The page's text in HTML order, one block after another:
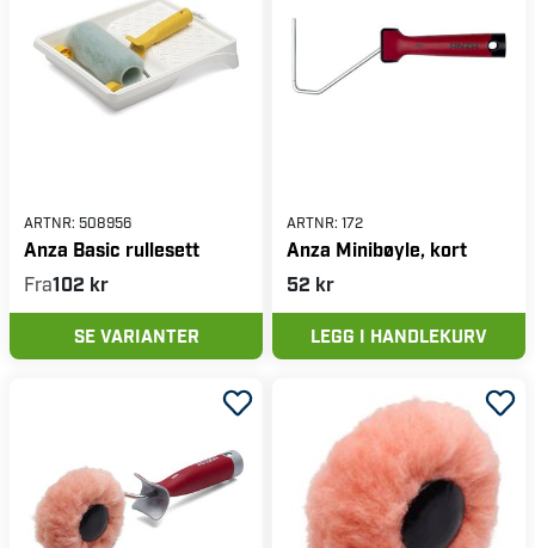
ARTNR: 508956
Anza Basic rullesett
Fra102 kr
SE VARIANTER
ARTNR: 172
Anza Minibøyle, kort
52 kr
LEGG I HANDLEKURV